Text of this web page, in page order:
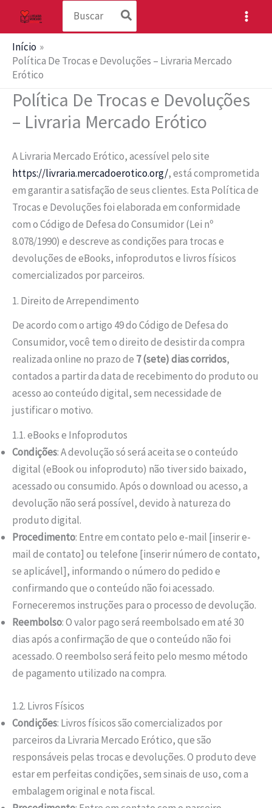
conteúdo
Início
Política De Trocas e Devoluções – Livraria Mercado
Erótico
Política De Trocas e Devoluções
– Livraria Mercado Erótico
A Livraria Mercado Erótico, acessível pelo site
https://livraria.mercadoerotico.org/, está comprometida
em garantir a satisfação de seus clientes. Esta Política de
Trocas e Devoluções foi elaborada em conformidade
com o Código de Defesa do Consumidor (Lei nº
8.078/1990) e descreve as condições para trocas e
devoluções de eBooks, infoprodutos e livros físicos
comercializados por parceiros.
1. Direito de Arrependimento
De acordo com o artigo 49 do Código de Defesa do
Consumidor, você tem o direito de desistir da compra
realizada online no prazo de 7 (sete) dias corridos,
contados a partir da data de recebimento do produto ou
acesso ao conteúdo digital, sem necessidade de
justificar o motivo.
1.1. eBooks e Infoprodutos
Condições: A devolução só será aceita se o conteúdo
digital (eBook ou infoproduto) não tiver sido baixado,
acessado ou consumido. Após o download ou acesso, a
devolução não será possível, devido à natureza do
produto digital.
Procedimento: Entre em contato pelo e-mail [inserir e-
mail de contato] ou telefone [inserir número de contato,
se aplicável], informando o número do pedido e
confirmando que o conteúdo não foi acessado.
Forneceremos instruções para o processo de devolução.
Reembolso: O valor pago será reembolsado em até 30
dias após a confirmação de que o conteúdo não foi
acessado. O reembolso será feito pelo mesmo método
de pagamento utilizado na compra.
1.2. Livros Físicos
Condições: Livros físicos são comercializados por
parceiros da Livraria Mercado Erótico, que são
responsáveis pelas trocas e devoluções. O produto deve
estar em perfeitas condições, sem sinais de uso, com a
embalagem original e nota fiscal.